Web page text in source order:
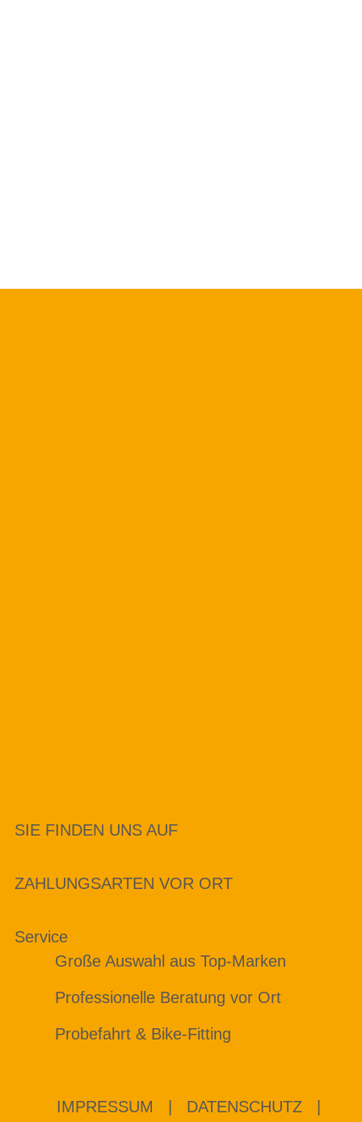
SIE FINDEN UNS AUF
ZAHLUNGSARTEN VOR ORT
Service
Große Auswahl aus Top-Marken
Professionelle Beratung vor Ort
Probefahrt & Bike-Fitting
IMPRESSUM DATENSCHUTZ